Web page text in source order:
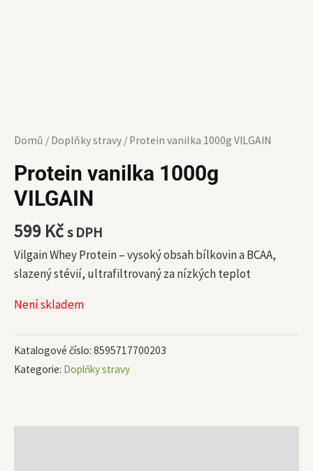
Domů / Doplňky stravy / Protein vanilka 1000g VILGAIN
Protein vanilka 1000g
VILGAIN
599 Kčs DPH
Vilgain Whey Protein ⁠–⁠ vysoký obsah bílkovin a BCAA,
slazený stévií, ultrafiltrovaný za nízkých teplot
Není skladem
Katalogové číslo: 8595717700203
Kategorie: Doplňky stravy